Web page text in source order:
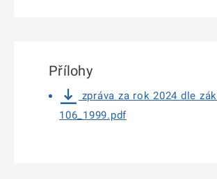
Přílohy
zpráva za rok 2024 dle zák
106_1999.pdf